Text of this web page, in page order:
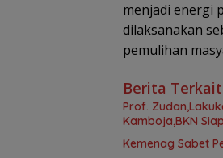
menjadi energi
dilaksanakan
pemulihan
Berita Terkait
Prof.
Kamboja,BKN
Kemenag Sabet